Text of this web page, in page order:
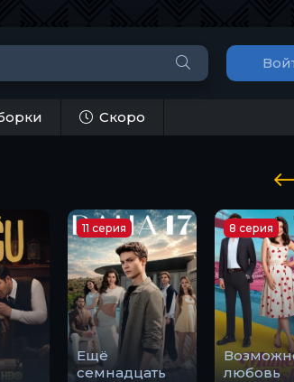
Скоро
Ещё
семнадцать
11 серия
любовь
8 серия